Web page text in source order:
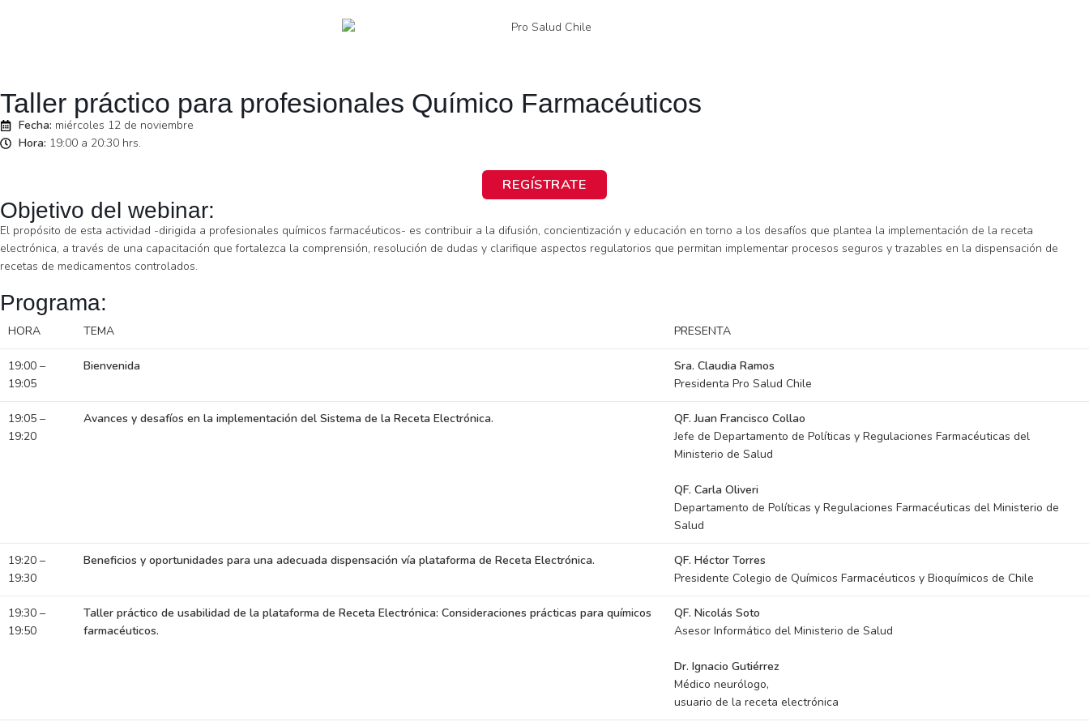
Taller práctico para profesionales Químico Farmacéuticos
Fecha: miércoles 12 de noviembre
Hora: 19:00 a 20:30 hrs.
REGÍSTRATE
Objetivo del webinar:
El propósito de esta actividad -dirigida a profesionales químicos farmacéuticos- es contribuir a la difusión, concientización y educación en torno a los desafíos que plantea la implementación de la receta
electrónica, a través de una capacitación que fortalezca la comprensión, resolución de dudas y clarifique aspectos regulatorios que permitan implementar procesos seguros y trazables en la dispensación de
recetas de medicamentos controlados.
Programa:
HORA TEMA PRESENTA
19:00 –
19:05
Bienvenida
Sra. Claudia Ramos
Presidenta Pro Salud Chile
19:05 –
19:20
Avances y desafíos en la implementación del Sistema de la Receta Electrónica.
QF. Juan Francisco Collao
Jefe de Departamento de Políticas y Regulaciones Farmacéuticas del
Ministerio de Salud
QF. Carla Oliveri
Departamento de Políticas y Regulaciones Farmacéuticas del Ministerio de
Salud
19:20 –
19:30
Beneficios y oportunidades para una adecuada dispensación vía plataforma de Receta Electrónica.
QF. Héctor Torres
Presidente Colegio de Químicos Farmacéuticos y Bioquímicos de Chile
19:30 –
19:50
Taller práctico de usabilidad de la plataforma de Receta Electrónica: Consideraciones prácticas para químicos
farmacéuticos.
QF. Nicolás Soto
Asesor Informático del Ministerio de Salud
Dr. Ignacio Gutiérrez
Médico neurólogo,
usuario de la receta electrónica